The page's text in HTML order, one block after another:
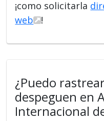
¡como solicitarla
web
!
¿Puedo
despeguen en
Internacional